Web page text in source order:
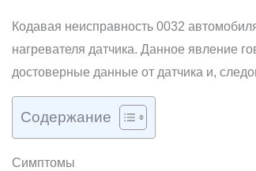
Кодавая неисправность 0032
нагревателя датчика. Данное явление
достоверные данные от датчика и,
Содержание
Симптомы